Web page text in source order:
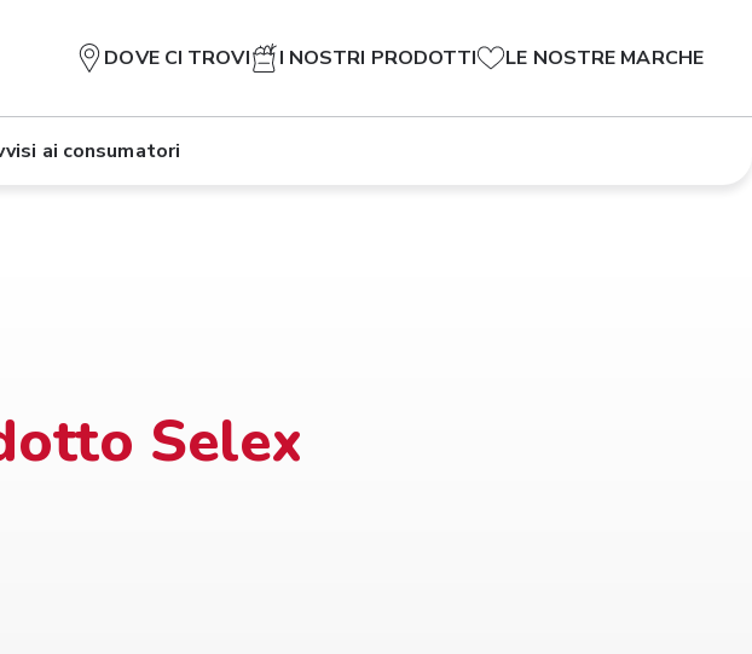
DOVE CI TROVI I NOSTRI PRODOTTI LE NOSTRE MARCHE
ai consumatori
Selex